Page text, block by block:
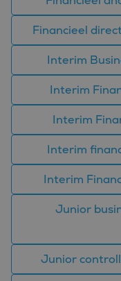
Financieel
Interim
Interim
Interim
Interim
Interim
Junior
Junior
SM